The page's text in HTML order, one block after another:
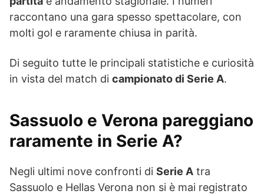
raccontano una gara spesso spettacolare, con
molti gol e raramente chiusa in parità.
Di seguito tutte le principali statistiche e curiosità
in vista del match di campionato di Serie A.
Sassuolo e Verona pareggiano
raramente in Serie A?
Negli ultimi nove confronti di Serie A tra
Sassuolo e Hellas Verona non si è mai registrato